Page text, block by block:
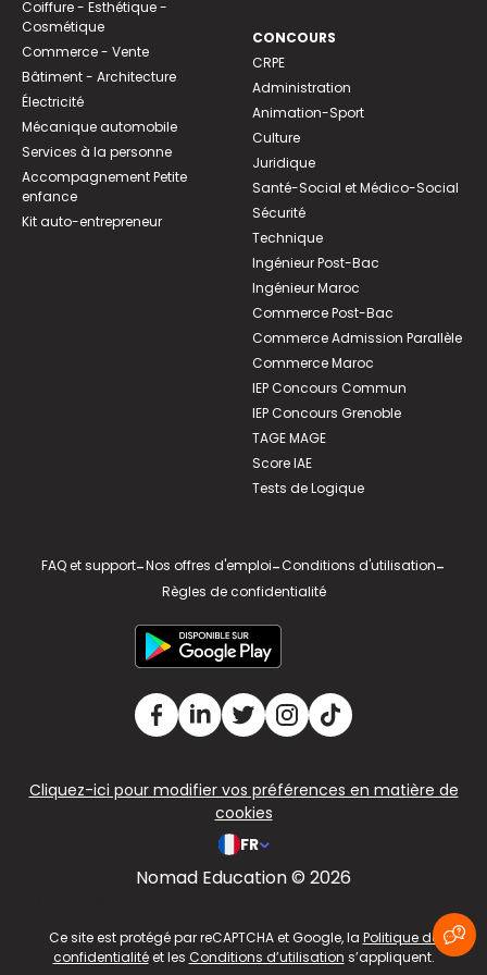
Coiffure - Esthétique -
Cosmétique
Commerce - Vente
Bâtiment - Architecture
Électricité
Mécanique automobile
Services à la personne
Accompagnement Petite
enfance
Kit auto-entrepreneur
CONCOURS
CRPE
Administration
Animation-Sport
Culture
Juridique
Santé-Social et Médico-Social
Sécurité
Technique
Ingénieur Post-Bac
Ingénieur Maroc
Commerce Post-Bac
Commerce Admission Parallèle
Commerce Maroc
IEP Concours Commun
IEP Concours Grenoble
TAGE MAGE
Score IAE
Tests de Logique
FAQ et support-Nos offres d'emploi-Conditions d'utilisation-
Règles de confidentialité
Cliquez-ici pour modifier vos préférences en matière de
cookies
FR
Nomad Education © 2026
Ce site est protégé par reCAPTCHA et Google, la Politique de
confidentialitéet les Conditions d’utilisation s’appliquent.